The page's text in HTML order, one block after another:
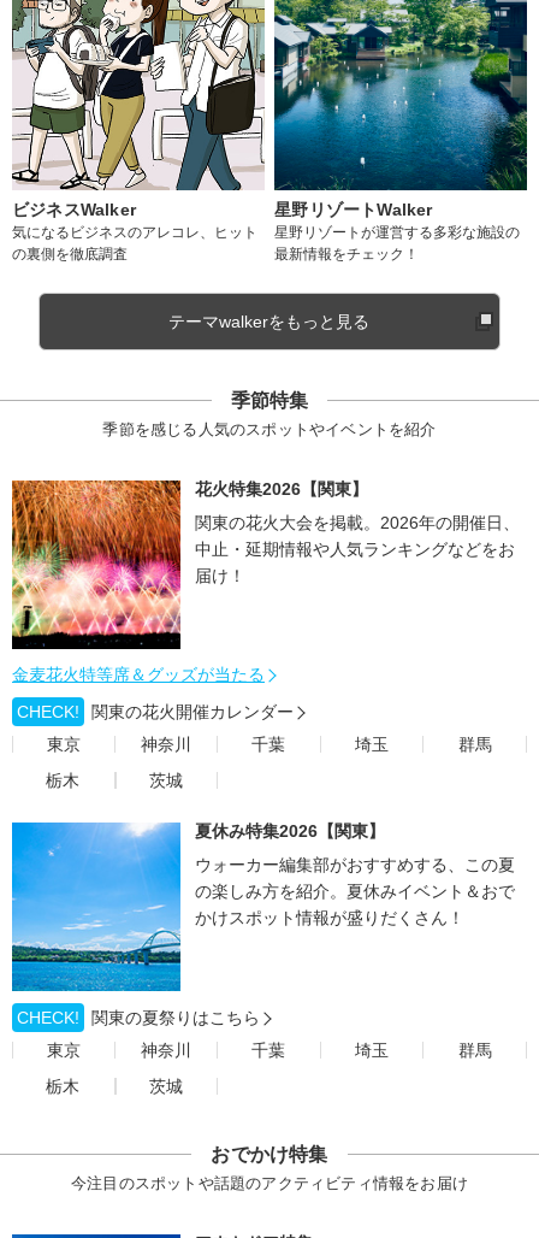
ビジネスWalker
気になるビジネスのアレコレ、ヒット
の裏側を徹底調査
星野リゾートWalker
星野リゾートが運営する多彩な施設の
最新情報をチェック！
テーマwalkerをもっと見る
季節特集
季節を感じる人気のスポットやイベントを紹介
花火特集2026【関東】
関東の花火大会を掲載。2026年の開催日、
中止・延期情報や人気ランキングなどをお
届け！
金麦花火特等席＆グッズが当たる
CHECK!
関東の花火開催カレンダー
東京
神奈川 千葉 埼玉
群馬
栃木
茨城
夏休み特集2026【関東】
ウォーカー編集部がおすすめする、この夏
の楽しみ方を紹介。夏休みイベント＆おで
かけスポット情報が盛りだくさん！
CHECK!
関東の夏祭りはこちら
東京
神奈川 千葉 埼玉
群馬
栃木
茨城
おでかけ特集
今注目のスポットや話題のアクティビティ情報をお届け